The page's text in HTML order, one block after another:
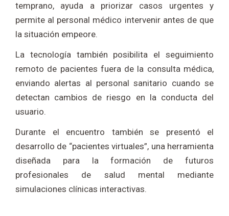
temprano, ayuda a priorizar casos urgentes y
permite al personal médico intervenir antes de que
la situación empeore.
La tecnología también posibilita el seguimiento
remoto de pacientes fuera de la consulta médica,
enviando alertas al personal sanitario cuando se
detectan cambios de riesgo en la conducta del
usuario.
Durante el encuentro también se presentó el
desarrollo de “pacientes virtuales”, una herramienta
diseñada para la formación de futuros
profesionales de salud mental mediante
simulaciones clínicas interactivas.